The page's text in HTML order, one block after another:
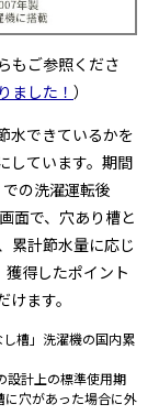
もご参照くださ
ました！ ）
水できているかを
しています。期間
の洗濯運転後
面で、穴あり槽と
累計節水量に応じ
得したポイント
ます。
槽」洗濯機の国内累
設計上の標準使用期
穴があった場合に外